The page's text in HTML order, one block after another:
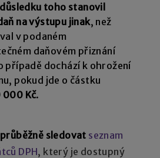
toho stanovil
na výstupu jinak, než
v podaném
daňovém přiznání
případě dochází k ohrožení
pokud jde o částku
000 Kč.
průběžně sledovat seznam
DPH, který je dostupný